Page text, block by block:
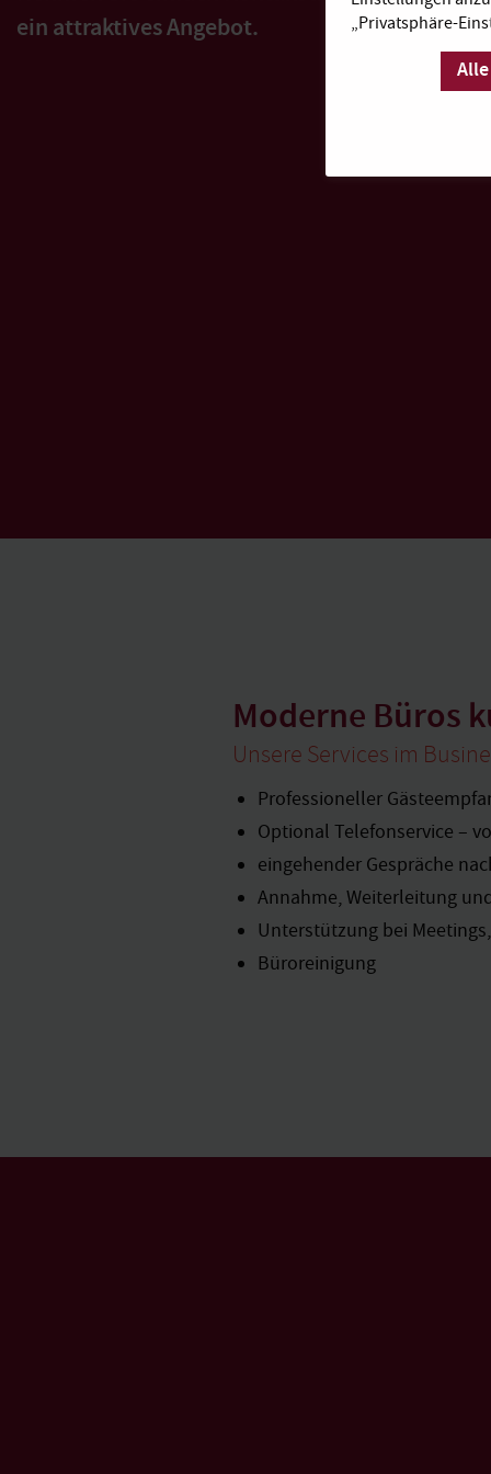
ein attraktives Angebot.
Moderne Büros
Unsere Services im
Professioneller
Optional Telefonservice –
eingehender Gespräche
Annahme, Weiterleitung
Unterstützung bei
Büroreinigung
„Privatsphäre-